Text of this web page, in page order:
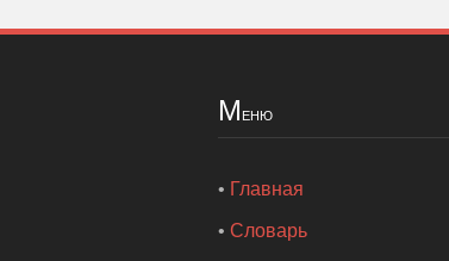
Меню
• Главная
• Словарь